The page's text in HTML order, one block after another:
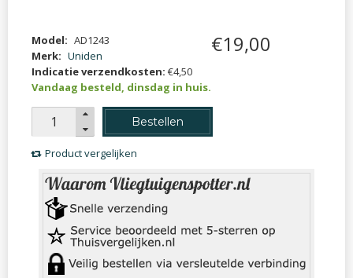
Model: AD1243
Merk: Uniden
Indicatie verzendkosten: €4,50
Vandaag besteld, dinsdag in huis.
€19,00
Bestellen
Product vergelijken